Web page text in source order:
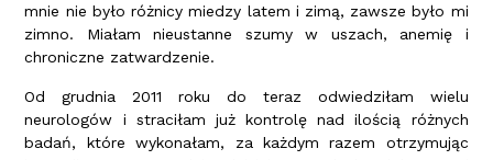
mnie nie było różnicy miedzy latem i zimą, zawsze było mi
zimno. Miałam nieustanne szumy w uszach, anemię i
chroniczne zatwardzenie.
Od grudnia 2011 roku do teraz odwiedziłam wielu
neurologów i straciłam już kontrolę nad ilością różnych
badań, które wykonałam, za każdym razem otrzymując